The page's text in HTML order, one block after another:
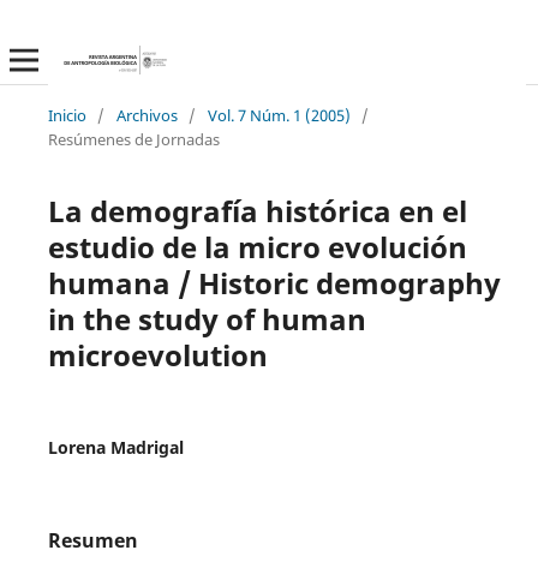
Inicio / Archivos / Vol. 7 Núm. 1 (2005)
/
Resúmenes de Jornadas
La demografía histórica en el
estudio de la micro evolución
humana / Historic demography
in the study of human
microevolution
Lorena Madrigal
Resumen